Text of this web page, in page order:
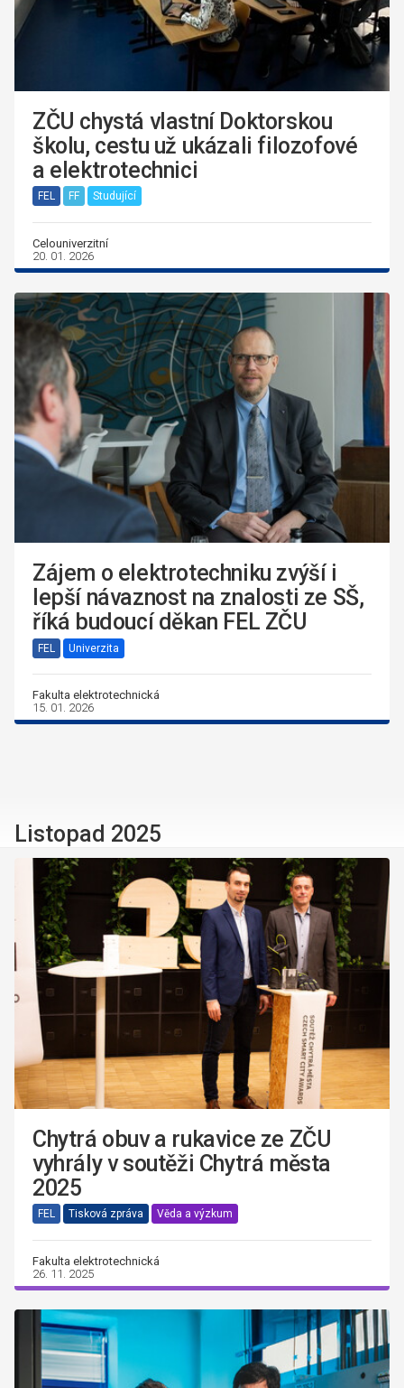
ZČU chystá vlastní Doktorskou
školu, cestu už ukázali filozofové
a elektrotechnici
FEL FF Studující
Celouniverzitní
20. 01. 2026
Zájem o elektrotechniku zvýší i
lepší návaznost na znalosti ze SŠ,
říká budoucí děkan FEL ZČU
FEL Univerzita
Fakulta elektrotechnická
15. 01. 2026
Listopad 2025
Chytrá obuv a rukavice ze ZČU
vyhrály v soutěži Chytrá města
2025
FEL Tisková zpráva Věda a výzkum
Fakulta elektrotechnická
26. 11. 2025